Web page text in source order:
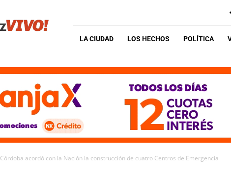
LA CIUDAD LOS HECHOS POLÍTICA
Córdoba acordó con la Nación la construcción de cuatro Centros de Emergencia